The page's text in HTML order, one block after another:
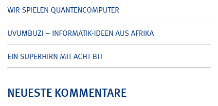
WIR SPIELEN QUANTENCOMPUTER
UVUMBUZI – INFORMATIK-IDEEN AUS AFRIKA
EIN SUPERHIRN MIT ACHT BIT
NEUESTE KOMMENTARE